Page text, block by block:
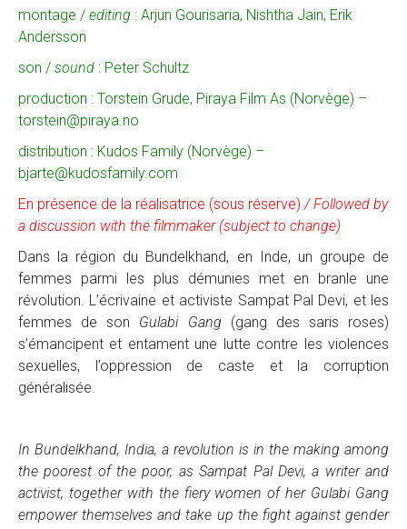
montage / editing : Arjun Gourisaria, Nishtha Jain, Erik
Andersson
son / sound : Peter Schultz
production : Torstein Grude, Piraya Film As (Norvège) –
torstein@piraya.no
distribution : Kudos Family (Norvège) –
bjarte@kudosfamily.com
En présence de la réalisatrice (sous réserve) / Followed by
a discussion with the filmmaker (subject to change)
Dans la région du Bundelkhand, en Inde, un groupe de
femmes parmi les plus démunies met en branle une
révolution. L’écrivaine et activiste Sampat Pal Devi, et les
femmes de son Gulabi Gang (gang des saris roses)
s’émancipent et entament une lutte contre les violences
sexuelles, l’oppression de caste et la corruption
généralisée.
In Bundelkhand, India, a revolution is in the making among
the poorest of the poor, as Sampat Pal Devi, a writer and
activist, together with the fiery women of her Gulabi Gang
empower themselves and take up the fight against gender